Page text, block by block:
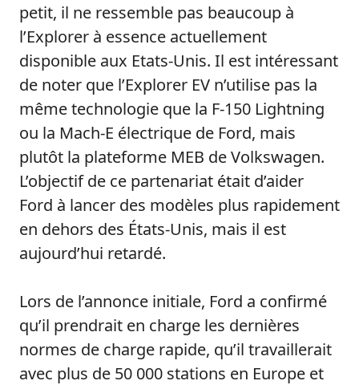
petit, il ne ressemble pas beaucoup à
l’Explorer à essence actuellement
disponible aux Etats-Unis. Il est intéressant
de noter que l’Explorer EV n’utilise pas la
même technologie que la F-150 Lightning
ou la Mach-E électrique de Ford, mais
plutôt la plateforme MEB de Volkswagen.
L’objectif de ce partenariat était d’aider
Ford à lancer des modèles plus rapidement
en dehors des États-Unis, mais il est
aujourd’hui retardé.
Lors de l’annonce initiale, Ford a confirmé
qu’il prendrait en charge les dernières
normes de charge rapide, qu’il travaillerait
avec plus de 50 000 stations en Europe et